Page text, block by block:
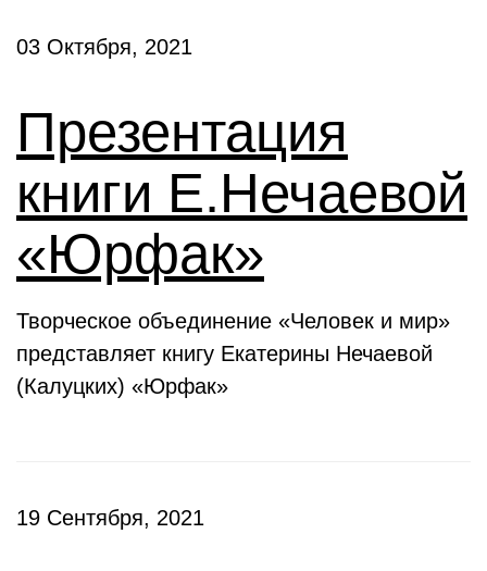
03 Октября, 2021
Презентация
книги Е.Нечаевой
«Юрфак»
Творческое объединение «Человек и мир»
представляет книгу Екатерины Нечаевой
(Калуцких) «Юрфак»
19 Сентября, 2021